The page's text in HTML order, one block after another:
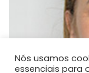
Nós usamos
essenciais para